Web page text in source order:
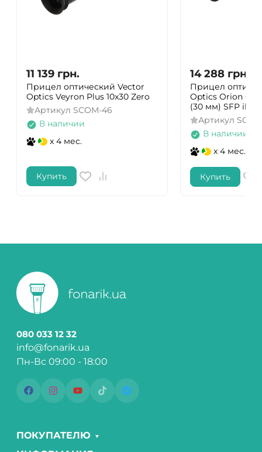
11 139 грн.
Прицел оптический Vector
Optics Veyron Plus 10x30 Zero
Артикул SCOM-46
В наличии
x 4 мес.
Купить
14 288 грн.
Прицел
Optics Orion
(30 мм) SFP
Артикул
В наличии
x 4 мес.
Купить
080 033 12 32
info@fonarik.ua
Пн-Вс 09:00 - 18:00
ПОКУПАТЕЛЮ